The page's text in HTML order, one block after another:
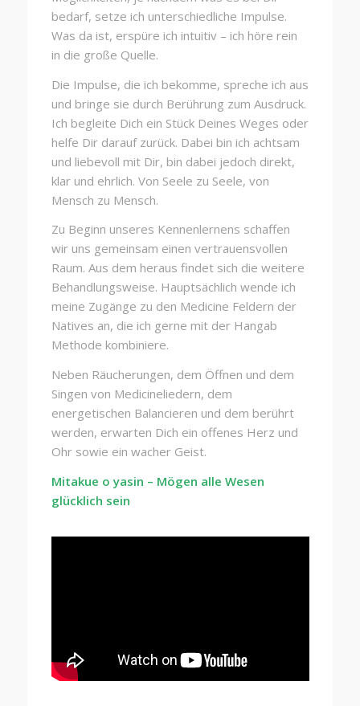
bedarf, setze ich unterschiedliche Impulse.
Was da ist, erspüre ich intuitiv – ich höre rein
in die große Quelle.
Die Impulse, die ich bekomme, spreche ich aus
und bringe sie durch Berührung zum Ausdruck.
Ich begleite Dich ein Stück Deines Weges oder
helfe Dir darauf zurück. Dabei bin ich achtsam
und liebevoll mit Dir, bin dabei jedoch direkt,
klar und ehrlich. Von Seele zu Seele, von
Mensch zu Mensch.
Zu Beginn unseres Kennenlernens schaffen
wir uns gemeinsam einen vertrauensvollen
Raum. Aus dem heraus findet sich die weitere
Behandlungsweise. Hauptsächlich wende ich
meine Zugänge zu den Medicine Feldern der
Natives an, die ich gerne mit der Hangab
Methode kombiniere.
Neben Räucherungen, dem Öffnen und dem
Singen von Medicineliedern, dem
energetischen Balancieren und dem berührt
werden, erwarten Dich ein offenes Herz und
Ohr sowie ein wacher Geist.
Mitakue o yasin – Mögen alle Wesen
glücklich sein